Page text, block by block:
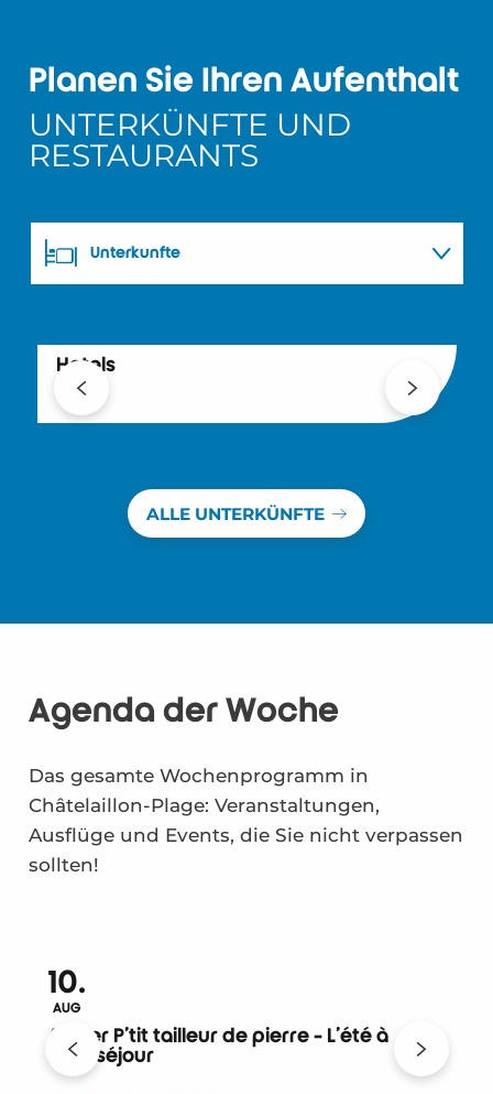
Planen Sie Ihren Aufenthalt
UNTERKÜNFTE UND
RESTAURANTS
Unterkünfte
Hotels
ALLE UNTERKÜNFTE
Agenda der Woche
Das gesamte Wochenprogramm in
Châtelaillon-Plage: Veranstaltungen,
Ausflüge und Events, die Sie nicht verpassen
sollten!
10.
AUG
Atelier P'tit tailleur de pierre - L'été à
Beauséjour